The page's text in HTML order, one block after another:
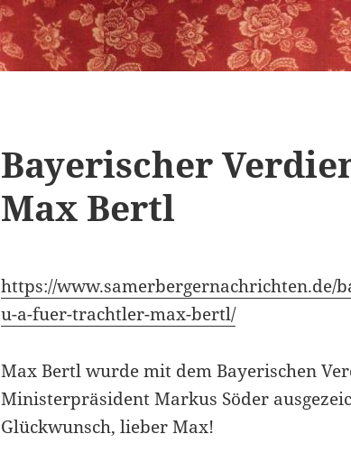
Bayerischer
Max Bertl
https://www.samerbergernachrichten.de/
u-a-fuer-trachtler-max-bertl/
Max Bertl wurde mit dem Bayerischen
Ministerpräsident Markus Söder
Glückwunsch, lieber Max!